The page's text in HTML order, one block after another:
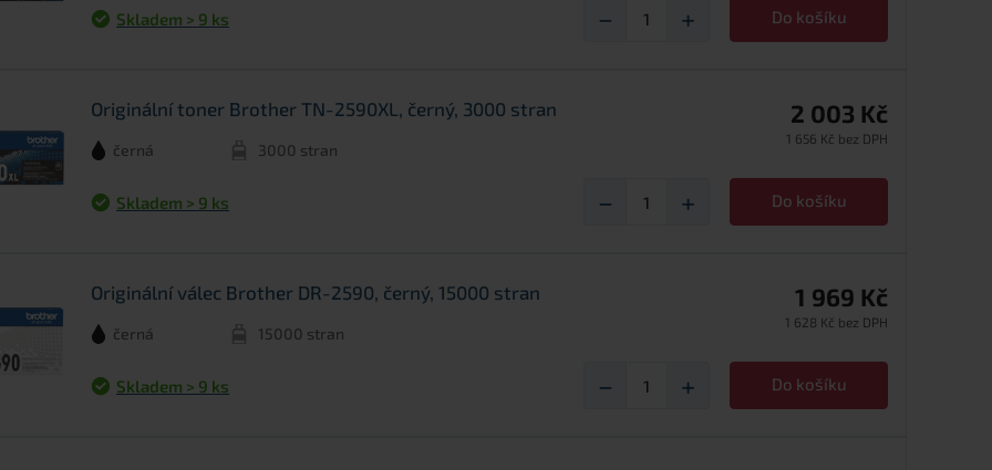
Skladem > 9 ks − + Do košíku
Originální toner Brother TN-2590XL, černý, 3000 stran
černá 3000 stran
2 003 Kč
1 656 Kč bez DPH
Skladem > 9 ks − + Do košíku
Originální válec Brother DR-2590, černý, 15000 stran
černá 15000 stran
1 969 Kč
1 628 Kč bez DPH
Skladem > 9 ks − + Do košíku